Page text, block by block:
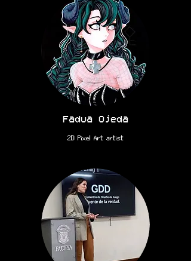
Fadua Ojeda
2D Pixel Art artist